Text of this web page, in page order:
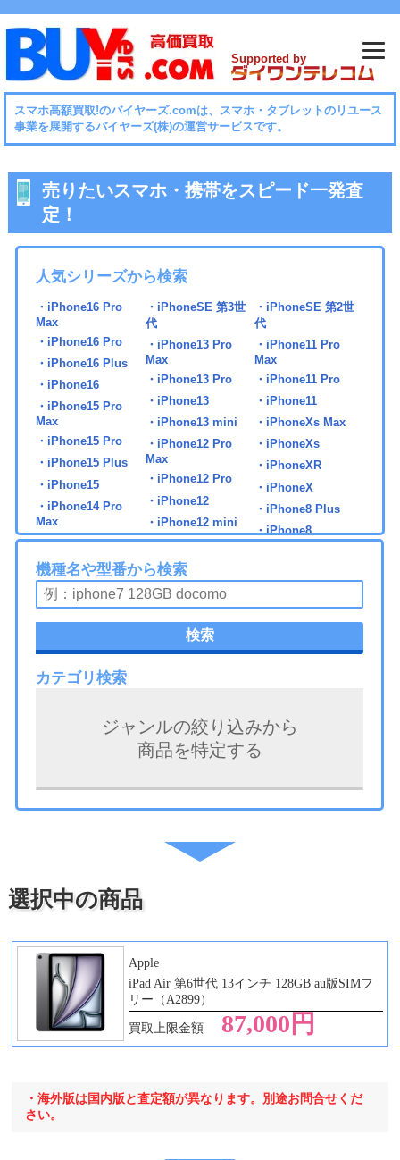
Supported by
スマホ⾼額買取!のバイヤーズ.comは、スマホ・タブレットのリユース
事業を展開するバイヤーズ(株)の運営サービスです。
売りたいスマホ・携帯をスピード一発査
定！
人気シリーズから検索
・iPhone16 Pro
Max
・iPhone16 Pro
・iPhone16 Plus
・iPhone16
・iPhone15 Pro
Max
・iPhone15 Pro
・iPhone15 Plus
・iPhone15
・iPhone14 Pro
Max
・iPhone14 Pro
・iPhone14 Plus
・iPhone14
・iPhoneSE 第3世
代
・iPhone13 Pro
Max
・iPhone13 Pro
・iPhone13
・iPhone13 mini
・iPhone12 Pro
Max
・iPhone12 Pro
・iPhone12
・iPhone12 mini
・iPhoneSE 第2世
代
・iPhone11 Pro
Max
・iPhone11 Pro
・iPhone11
・iPhoneXs Max
・iPhoneXs
・iPhoneXR
・iPhoneX
・iPhone8 Plus
・iPhone8
・iPad 第5世代
・iPad 第8世代
・iPad 第10世代
・iPad mini5
・iPad mini6
・iPad Air2
・iPad Air6
・iPad Pro 9.7
・iPad Pro 11 第1世
代
・iPad Pro 11 第2世
・iPad Pro 11 第5世
代
世代
・iPad Pro 12.9 第2
世代
世代
代
機種名や型番から検索
検索
カテゴリ検索
ジャンルの絞り込みから
商品を特定する
選択中の商品
Apple
iPad Air 第6世代 13インチ 128GB au版SIMフ
リー（A2899）
買取上限金額 87,000円
・海外版は国内版と査定額が異なります。別途お問合せくだ
さい。